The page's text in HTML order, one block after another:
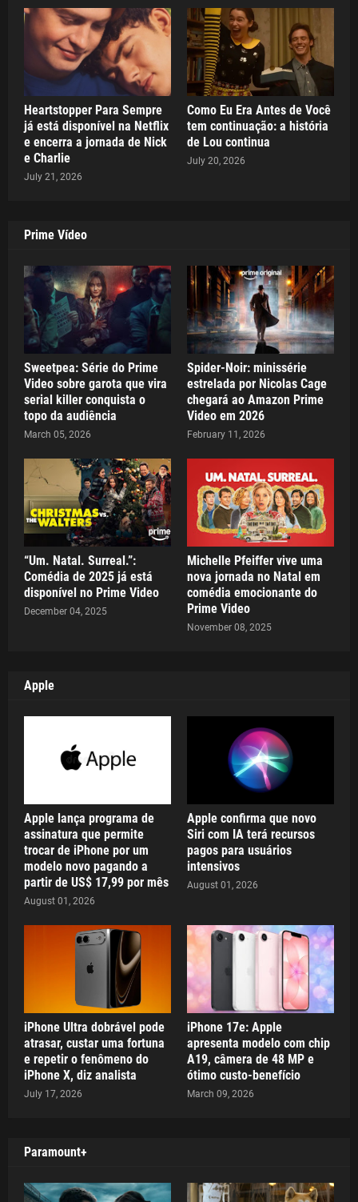
Heartstopper Para Sempre
já está disponível na Netflix
e encerra a jornada de Nick
e Charlie
July 21, 2026
Como Eu Era Antes de Você
tem continuação: a história
de Lou continua
July 20, 2026
Prime Vídeo
Sweetpea: Série do Prime
Video sobre garota que vira
serial killer conquista o
topo da audiência
March 05, 2026
Spider-Noir: minissérie
estrelada por Nicolas Cage
chegará ao Amazon Prime
Video em 2026
February 11, 2026
“Um. Natal. Surreal.”:
Comédia de 2025 já está
disponível no Prime Video
December 04, 2025
Michelle Pfeiffer vive uma
nova jornada no Natal em
comédia emocionante do
Prime Video
November 08, 2025
Apple
Apple lança programa de
assinatura que permite
trocar de iPhone por um
modelo novo pagando a
partir de US$ 17,99 por mês
August 01, 2026
Apple confirma que novo
Siri com IA terá recursos
pagos para usuários
intensivos
August 01, 2026
iPhone Ultra dobrável pode
atrasar, custar uma fortuna
e repetir o fenômeno do
iPhone X, diz analista
July 17, 2026
iPhone 17e: Apple
apresenta modelo com chip
A19, câmera de 48 MP e
ótimo custo-benefício
March 09, 2026
Paramount+